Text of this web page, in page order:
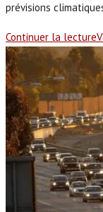
prévisions
Continuer la lecture